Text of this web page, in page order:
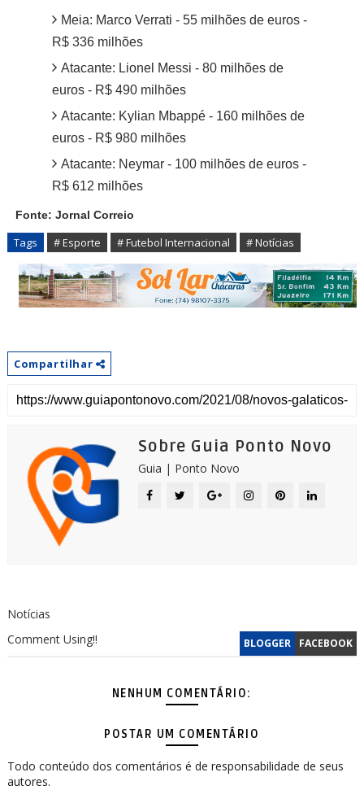
Meia: Marco Verrati - 55 milhões de euros -
R$ 336 milhões
Atacante: Lionel Messi - 80 milhões de
euros - R$ 490 milhões
Atacante: Kylian Mbappé - 160 milhões de
euros - R$ 980 milhões
Atacante: Neymar - 100 milhões de euros -
R$ 612 milhões
Fonte: Jornal Correio
Tags # Esporte # Futebol Internacional # Notícias
Compartilhar
Sobre Guia Ponto Novo
Guia | Ponto Novo
Notícias
BLOGGER FACEBOOK
Comment Using!!
NENHUM COMENTÁRIO:
POSTAR UM COMENTÁRIO
Todo conteúdo dos comentários é de responsabilidade de seus
autores.